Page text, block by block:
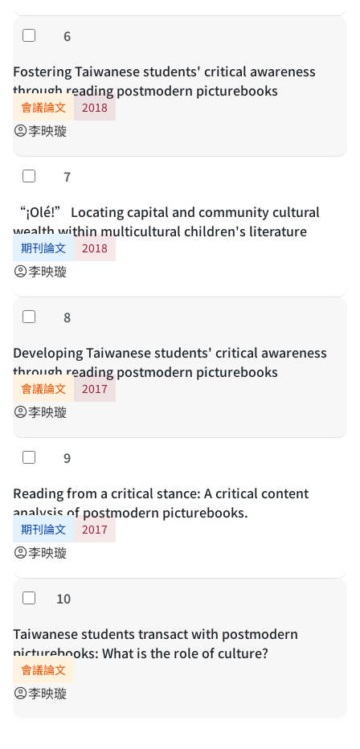
勾選
6
Fostering Taiwanese students' critical awareness
through reading postmodern picturebooks
會議論文 2018
account_circle李映璇
勾選
7
“¡Olé!” Locating capital and community cultural
wealth within multicultural children's literature
期刊論文 2018
account_circle李映璇
勾選
8
Developing Taiwanese students' critical awareness
through reading postmodern picturebooks
會議論文 2017
account_circle李映璇
勾選
9
Reading from a critical stance: A critical content
analysis of postmodern picturebooks.
期刊論文 2017
account_circle李映璇
勾選
10
Taiwanese students transact with postmodern
picturebooks: What is the role of culture?
會議論文
account_circle李映璇